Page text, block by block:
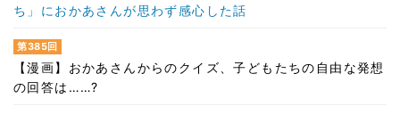
ち」におかあさんが思わず感心した話
第385回
【漫画】おかあさんからのクイズ、子どもたちの自由な発想
の回答は……?